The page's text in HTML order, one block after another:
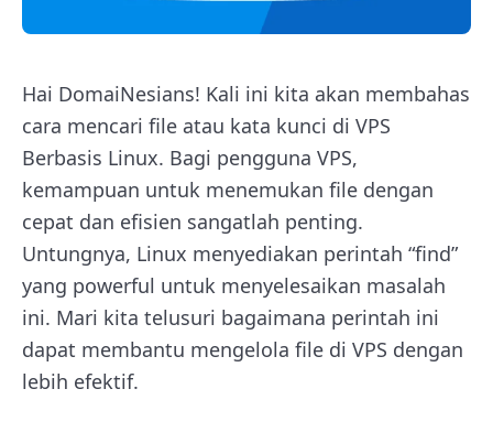
Hai DomaiNesians! Kali ini kita akan membahas
cara mencari file atau kata kunci di VPS
Berbasis Linux. Bagi pengguna VPS,
kemampuan untuk menemukan file dengan
cepat dan efisien sangatlah penting.
Untungnya, Linux menyediakan perintah “find”
yang powerful untuk menyelesaikan masalah
ini. Mari kita telusuri bagaimana perintah ini
dapat membantu mengelola file di VPS dengan
lebih efektif.